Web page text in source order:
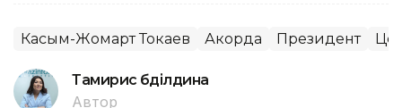
Касым-Жомарт Токаев Акорда Президент
Тамирис Әбділдина
Автор